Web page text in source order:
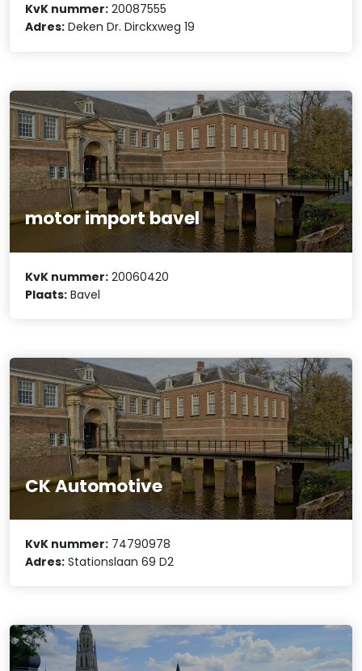
KvK nummer: 20087555
Adres: Deken Dr. Dirckxweg 19
motor import bavel
KvK nummer: 20060420
Plaats: Bavel
CK Automotive
KvK nummer: 74790978
Adres: Stationslaan 69 D2